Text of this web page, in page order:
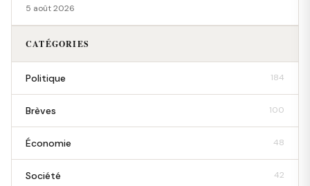
5 août 2026
CATÉGORIES
Politique 184
Brèves 100
Économie 48
Société 42